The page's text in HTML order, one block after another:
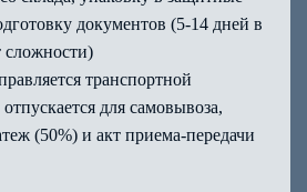
документов (5-14 дней в
сложности)
транспортной
для самовывоза,
(50%) и акт приема-передачи